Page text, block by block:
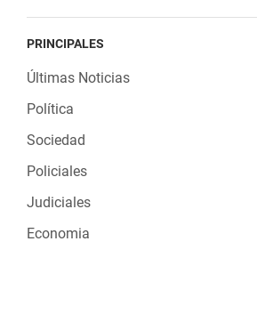
PRINCIPALES
Últimas Noticias
Política
Sociedad
Policiales
Judiciales
Economia